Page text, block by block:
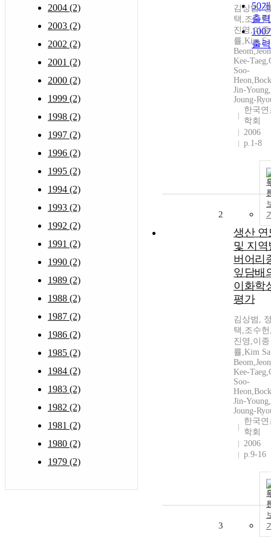
2004 (2)
2003 (2)
2002 (2)
2001 (2)
2000 (2)
1999 (2)
1998 (2)
1997 (2)
1996 (2)
1995 (2)
1994 (2)
1993 (2)
1992 (2)
1991 (2)
1990 (2)
1989 (2)
1988 (2)
1987 (2)
1986 (2)
1985 (2)
1984 (2)
1983 (2)
1982 (2)
1981 (2)
1980 (2)
1979 (2)
50
출력
100
출력
김상범,
택,조수
진영,이종
률,Kim
Kee-
Soo-
Heon,Bock
Jin-
Joung-
한국연
학회
2006
p.1-8
2
생산 연
및 지역
버어리
잎담배
이화학
평가
김상범,
택,조수
진영,이종
률,Kim
Kee-
Soo-
Heon,Bock
Jin-
Joung-
한국연
학회
2006
p.9-16
3